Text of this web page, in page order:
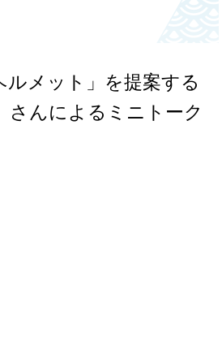
メット」を提案する
んによるミニトーク